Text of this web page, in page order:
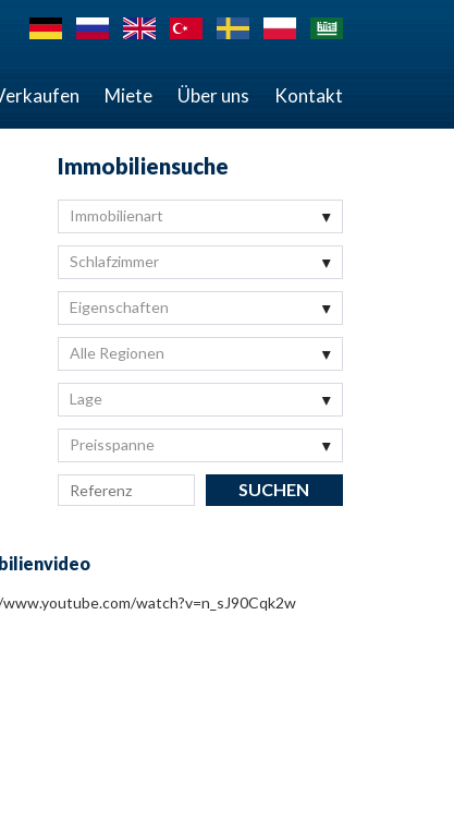
Miete Über uns Kontakt
Immobiliensuche
Immobilienart
Schlafzimmer
Eigenschaften
Alle Regionen
Lage
Preisspanne
watch?v=n_sJ90Cqk2w